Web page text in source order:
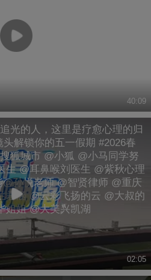
40:09
光的人，这里是疗愈心理的归
解锁你的五一假期 #2026春
狐城市 @小狐 @小马同学努
生 @耳鼻喉刘医生 @紫秋心理
孙悦老师 @智贤律师 @重庆
君涵 @云彩飞扬的云 @大叔的
姐姐 @大美兴凯湖
02:05